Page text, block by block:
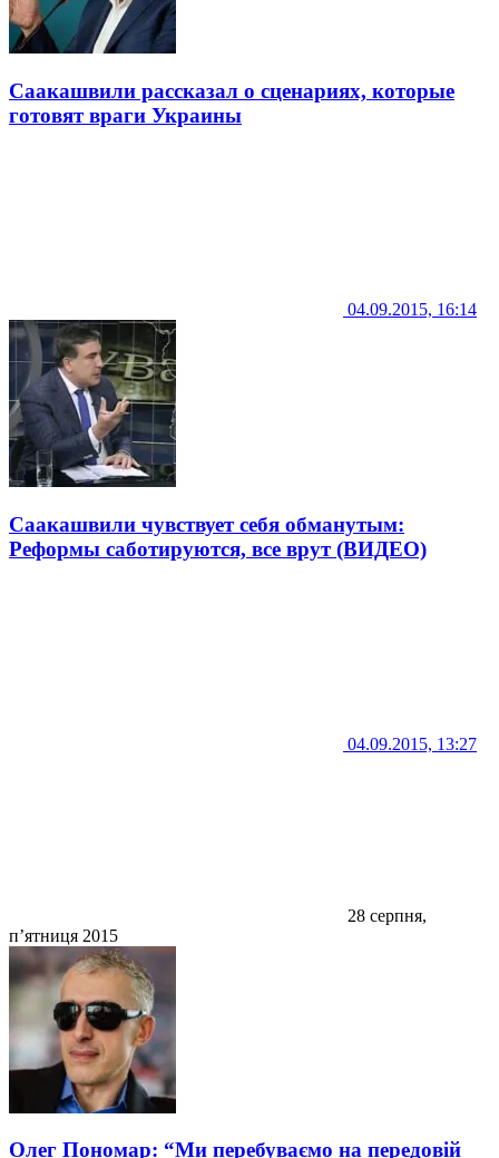
Саакашвили рассказал о сценариях, которые
готовят враги Украины
04.09.2015, 16:14
Саакашвили чувствует себя обманутым:
Реформы саботируются, все врут (ВИДЕО)
04.09.2015, 13:27
28 серпня,
п’ятниця 2015
Олег Пономар: “Ми перебуваємо на передовій